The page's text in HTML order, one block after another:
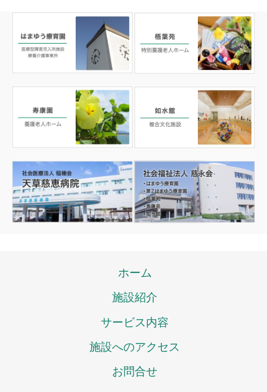
ホーム
施設紹介
サービス内容
施設へのアクセス
お問合せ